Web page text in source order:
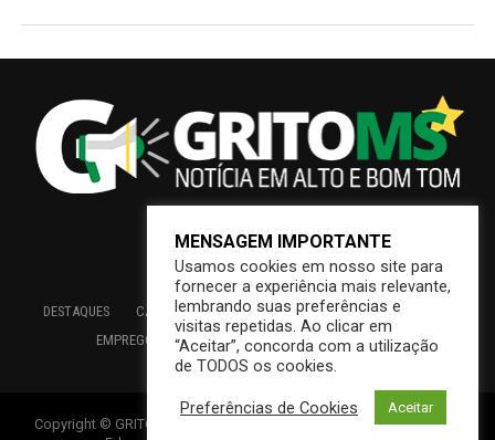
DESTAQUES CAMPO GRANDE BRASIL SAÚDE
ECONOMIA
EMPREGO
EDUCAÇÃO INTERIOR PREFEITURA
Copyright © GRITOMS | Mantido por INDIOWEB – Soluções Online –
MENSAGEM IMPORTANTE
Usamos cookies em nosso site para
fornecer a experiência mais relevante,
lembrando suas preferências e
visitas repetidas. Ao clicar em
“Aceitar”, concorda com a utilização
de TODOS os cookies.
Preferências de Cookies Aceitar